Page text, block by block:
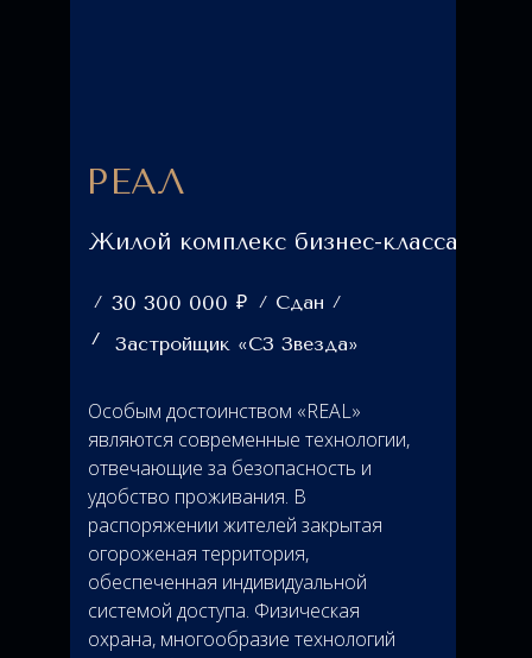
Особым достоинством «REAL»
являются современные технологии,
отвечающие за безопасность и
удобство проживания. В
распоряжении жителей закрытая
огороженая территория,
обеспеченная индивидуальной
системой доступа. Физическая
охрана, многообразие технологий
РЕАЛ
30 300 000 ₽
Застройщик «СЗ Звезда»
Сдан
Жилой комплекс бизнес-класса